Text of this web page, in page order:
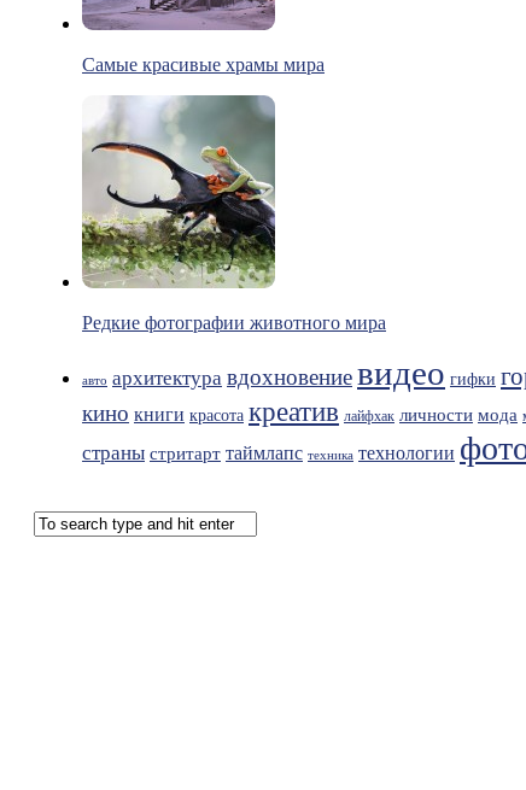
Самые красивые храмы мира
Редкие фотографии животного мира
авто архитектура вдохновениевидео гифки
кино книги красота креатив лайфхак личности мода
страны стритарт таймлапс техника технологии